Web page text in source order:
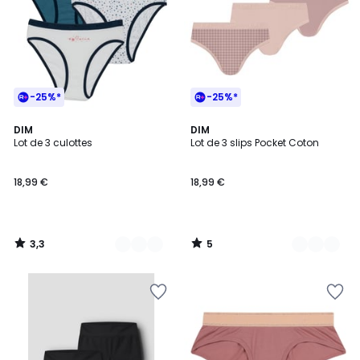
-25%*
DIM
Lot de 3 culottes
18,99 €
3,3
/ 5
14
Couleurs
3,3
/
-25%*
DIM
Lot de 3 slips Pocket Coton
18,99 €
5
/
3
Couleurs
5
/